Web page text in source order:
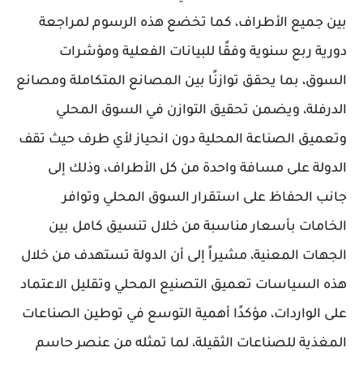
بين جميع الأطراف، كما تخضع هذه الرسوم لمراجعة
دورية ربع سنوية وفقًا للبيانات الفعلية ومؤشرات
السوق، بما يحقق توازنًا بين المصانع المتكاملة ومصانع
الدرفلة، ويضمن تحقيق التوازن في السوق المحلي
وتعميق الصناعة المحلية دون انحياز لأي طرف حيث تقف
الدولة على مسافة واحدة من كل الأطراف، وذلك إلى
جانب الحفاظ على استقرار السوق المحلي وتوافر
الخامات بأسعار مناسبة من خلال تنسيق كامل بين
الجهات المعنية، مشيراً إلى أن الدولة تستهدف من خلال
هذه السياسات تعميق التصنيع المحلي وتقليل الاعتماد
على الواردات، مؤكدًا أهمية التوسع في توطين الصناعات
المغذية للصناعات الثقيلة، لما تمثله من عنصر حاسم